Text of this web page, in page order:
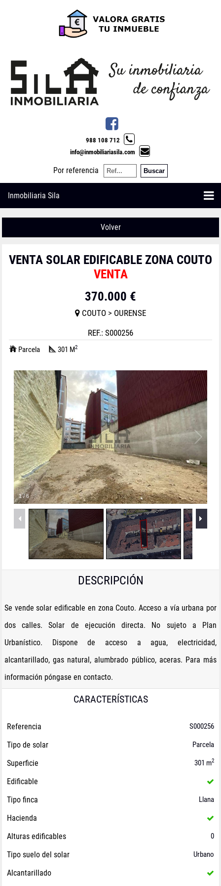
988 108 712
info@inmobiliariasila.com
Inmobiliaria Sila
Por referencia
Volver
VENTA SOLAR EDIFICABLE ZONA COUTO
VENTA
370.000 €
COUTO > OURENSE
REF.: S000256
Parcela 301 M2
1/6
DESCRIPCIÓN
Se vende solar edificable en zona Couto. Acceso a vía urbana por
dos calles. Solar de ejecución directa. No sujeto a Plan
Urbanístico. Dispone de acceso a agua, electricidad,
alcantarillado, gas natural, alumbrado público, aceras. Para más
información póngase en contacto.
CARACTERÍSTICAS
Referencia S000256
Tipo de solar Parcela
Superficie 301 m2
Edificable
Tipo finca
Llana
Hacienda
Alturas edificables
0
Tipo suelo del solar Urbano
Alcantarillado